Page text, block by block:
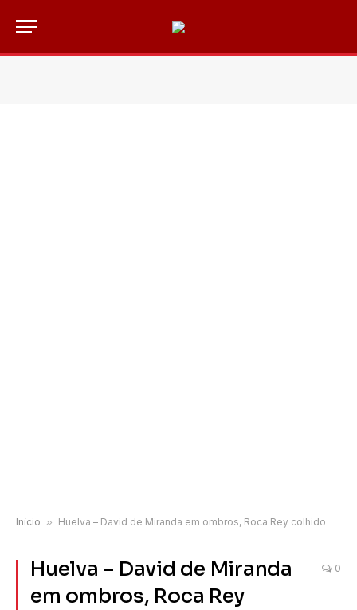
Início » Huelva – David de Miranda em ombros, Roca Rey colhido
Huelva – David de Miranda
em ombros, Roca Rey
0